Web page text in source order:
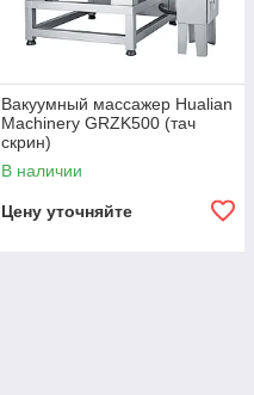
Вакуумный массажер Hualian
Machinery GRZK500 (тач
скрин)
В наличии
Цену уточняйте